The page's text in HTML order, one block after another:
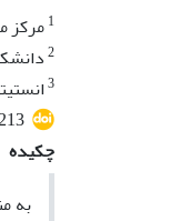
1مرکز
2
3
چکیده